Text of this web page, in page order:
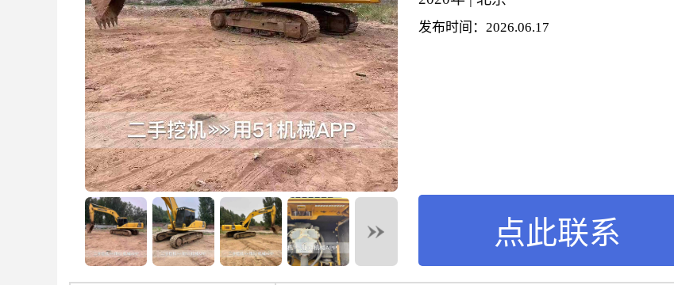
发布时间： 2026.06.17
点此联系